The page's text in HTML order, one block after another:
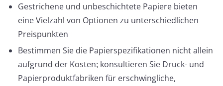
Gestrichene und unbeschichtete Papiere bieten
eine Vielzahl von Optionen zu unterschiedlichen
Preispunkten
Bestimmen Sie die Papierspezifikationen nicht allein
aufgrund der Kosten; konsultieren Sie Druck- und
Papierproduktfabriken für erschwingliche,